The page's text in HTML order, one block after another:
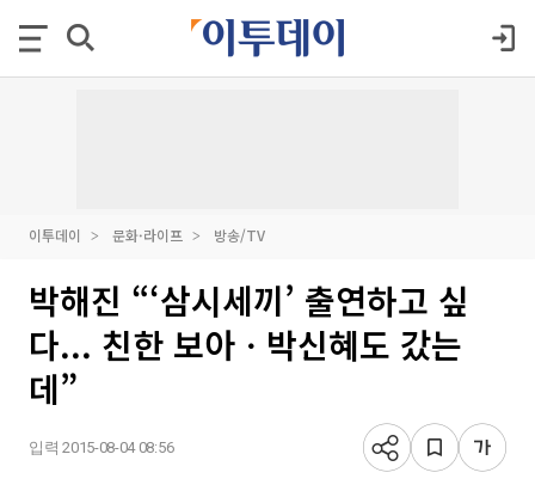
이투데이 문화·라이프 방송/TV
박해진 “‘삼시세끼’ 출연하고 싶
다... 친한 보아ㆍ박신혜도 갔는
데”
입력 2015-08-04 08:56